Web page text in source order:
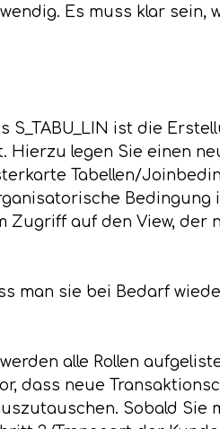
Es muss klar sein,
ist die
legen Sie einen
Tabellen/
Bedingung
Zugriff auf den View,
man sie bei Bedarf
alle Rollen
dass neue
Sobald Sie